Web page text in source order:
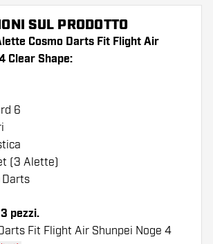
SUL PRODOTTO
Cosmo Darts Fit Flight Air
Clear Shape:
6
(3 Alette)
Darts
pezzi.
Fit Flight Air Shunpei Noge 4